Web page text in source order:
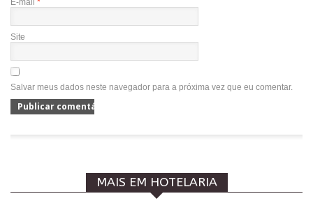
E-mail *
Site
Salvar meus dados neste navegador para a próxima vez que eu comentar.
MAIS EM HOTELARIA